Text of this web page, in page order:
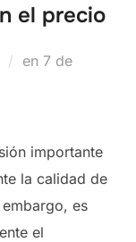
el precio
en Publicado
7 de
importante
la calidad de
es
el